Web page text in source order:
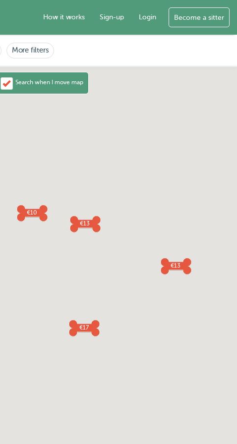
How it works Sign-up Login Become a sitter
More filters
€17
€10
€13
€13
Search when I move map